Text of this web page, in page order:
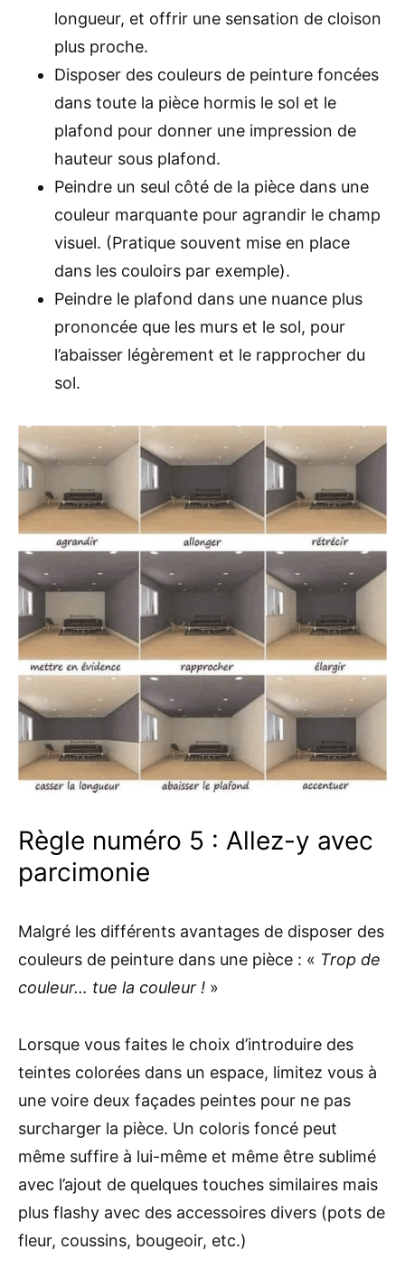
longueur, et offrir une sensation de cloison
plus proche.
Disposer des couleurs de peinture foncées
dans toute la pièce hormis le sol et le
plafond pour donner une impression de
hauteur sous plafond.
Peindre un seul côté de la pièce dans une
couleur marquante pour agrandir le champ
visuel. (Pratique souvent mise en place
dans les couloirs par exemple).
Peindre le plafond dans une nuance plus
prononcée que les murs et le sol, pour
l’abaisser légèrement et le rapprocher du
sol.
Règle numéro 5 : Allez-y avec
parcimonie
Malgré les différents avantages de disposer des
couleurs de peinture dans une pièce : « Trop de
couleur… tue la couleur ! »
Lorsque vous faites le choix d’introduire des
teintes colorées dans un espace, limitez vous à
une voire deux façades peintes pour ne pas
surcharger la pièce. Un coloris foncé peut
même suffire à lui-même et même être sublimé
avec l’ajout de quelques touches similaires mais
plus flashy avec des accessoires divers (pots de
fleur, coussins, bougeoir, etc.)